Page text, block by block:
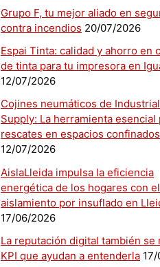
Grupo F, tu mejor aliado en
contra incendios 20/07/2026
Espai Tinta: calidad y ahorro en
de tinta para tu impresora en
12/07/2026
Cojines neumáticos de
Supply: La herramienta esencial
rescates en espacios confinados
12/07/2026
AislaLleida impulsa la eficiencia
energética de los hogares con el
aislamiento por insuflado en
17/06/2026
La reputación digital también se
KPI que ayudan a entenderla